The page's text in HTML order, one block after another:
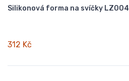
Silikonová forma na svíčky LZ004
312 Kč